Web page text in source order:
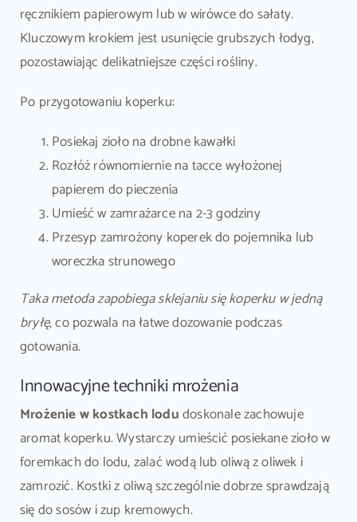
ręcznikiem papierowym lub w wirówce do sałaty.
Kluczowym krokiem jest usunięcie grubszych łodyg,
pozostawiając delikatniejsze części rośliny.
Po przygotowaniu koperku:
Posiekaj zioło na drobne kawałki
Rozłóż równomiernie na tacce wyłożonej
papierem do pieczenia
Umieść w zamrażarce na 2-3 godziny
Przesyp zamrożony koperek do pojemnika lub
woreczka strunowego
Taka metoda zapobiega sklejaniu się koperku w jedną
bryłę, co pozwala na łatwe dozowanie podczas
gotowania.
Innowacyjne techniki mrożenia
Mrożenie w kostkach lodudoskonale zachowuje
aromat koperku. Wystarczy umieścić posiekane zioło w
foremkach do lodu, zalać wodą lub oliwą z oliwek i
zamrozić. Kostki z oliwą szczególnie dobrze sprawdzają
się do sosów i zup kremowych.